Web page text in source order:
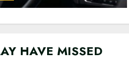
HAVE MISSED